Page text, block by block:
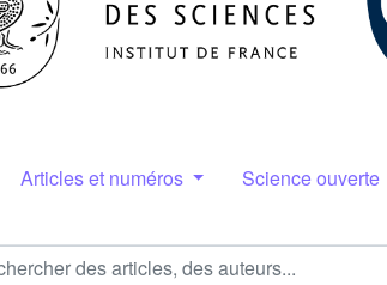
Articles et numéros Science ouverte